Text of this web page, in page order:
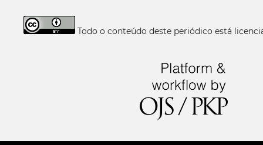
Todo o conteúdo deste periódico está